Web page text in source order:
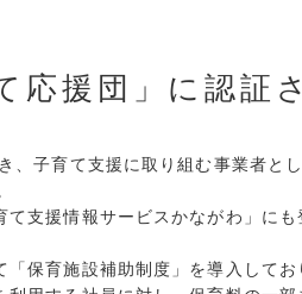
応援団」に認証
、子育て支援に取り組む事業者と
支援情報サービスかながわ」にも
保育施設補助制度」を導入してお